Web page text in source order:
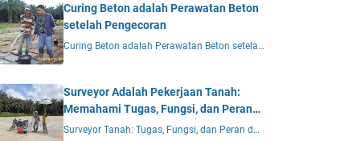
Curing Beton adalah Perawatan Beton
setelah Pengecoran
Curing Beton adalah Perawatan Beton setela…
Surveyor Adalah Pekerjaan Tanah:
Memahami Tugas, Fungsi, dan Peran
Vital dalam Proyek Konstruksi
Surveyor Tanah: Tugas, Fungsi, dan Peran d…